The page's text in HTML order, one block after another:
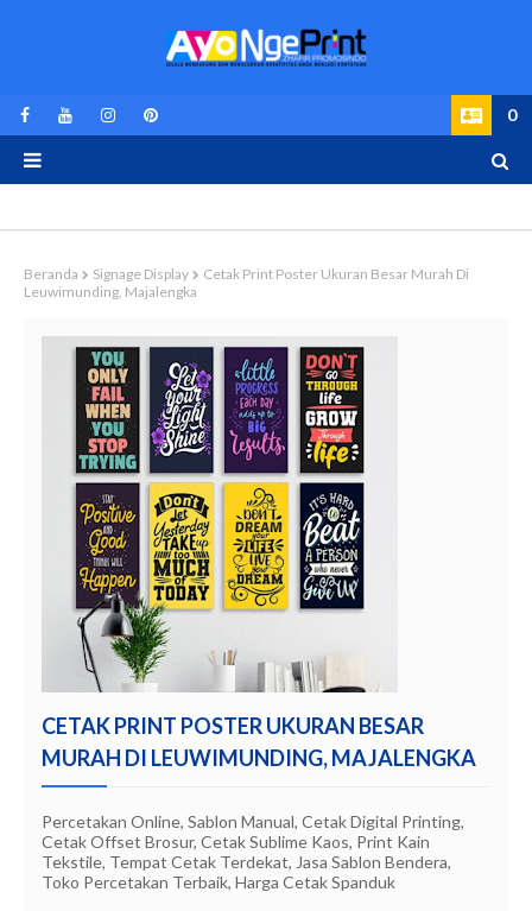
0
Beranda Signage Display
Cetak Print Poster Ukuran Besar Murah Di
Leuwimunding, Majalengka
CETAK PRINT POSTER UKURAN BESAR
MURAH DI LEUWIMUNDING, MAJALENGKA
Percetakan Online, Sablon Manual, Cetak Digital Printing,
Cetak Offset Brosur, Cetak Sublime Kaos, Print Kain
Tekstile, Tempat Cetak Terdekat, Jasa Sablon Bendera,
Toko Percetakan Terbaik, Harga Cetak Spanduk